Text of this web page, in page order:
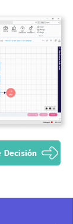
Decisión